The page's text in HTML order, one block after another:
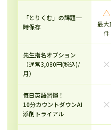
「とりくむ」の課題一
時保存
△
最大
件
先生指名オプション
（通常3,080円(税込)/
月）
×
毎日英語習慣！
10分カウントダウンAI
添削トライアル
×